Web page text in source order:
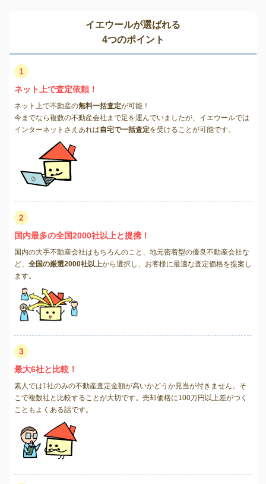
イエウールが選ばれる
4つのポイント
1
ネット上で査定依頼！
ネット上で不動産の無料一括査定が可能！
今までなら複数の不動産会社まで足を運んでいましたが、イエウールでは
インターネットさえあれば自宅で一括査定を受けることが可能です。
2
国内最多の全国2000社以上と提携！
国内の大手不動産会社はもちろんのこと、地元密着型の優良不動産会社な
ど、 全国の厳選2000社以上から選択し、お客様に最適な査定価格を提案し
ます。
3
最大6社と比較！
素人では1社のみの不動産査定金額が高いかどうか見当が付きません。そ
こで複数社と比較することが大切です。売却価格に100万円以上差がつく
こともよくある話です。